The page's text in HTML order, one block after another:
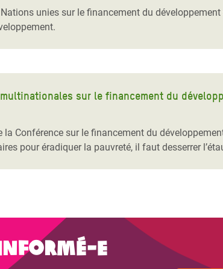
et
Justice
Alimentaire en Afrique
Crise au Yémen
au Bangladesh
Soudan du Sud
qui se Cache
unies sur le financement du
sur le financement du
la Conférence sur le financement du
pour éradiquer la pauvreté, il faut desserrer
e